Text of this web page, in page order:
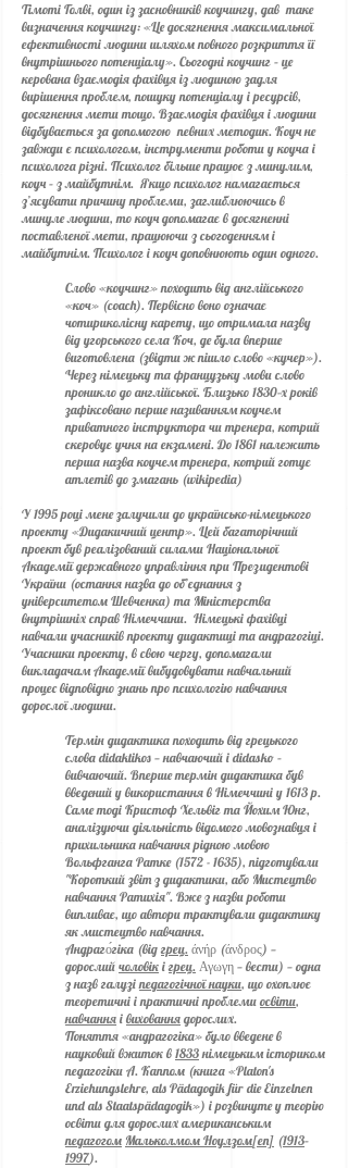
Тімоті Голві, один із засновників коучингу, дав таке
визначення коучингу: «Це досягнення максимальної
ефективності людини шляхом повного розкриття її
внутрішнього потенціалу». Сьогодні коучинг – це
керована взаємодія фахівця із людиною задля
вирішення проблем, пошуку потенціалу і ресурсів,
досягнення мети тощо. Взаємодія фахівця і людини
відбувається за допомогою певних методик. Коуч не
завжди є психологом, інструменти роботи у коуча і
психолога різні. Психолог більше працює з минулим,
коуч – з майбутнім. Якщо психолог намагається
з’ясувати причину проблеми, заглиблюючись в
минуле людини, то коуч допомагає в досягненні
поставленої мети, працюючи з сьогоденням і
майбутнім. Психолог і коуч доповнюють один одного.
Слово «коучинг» походить від англійського
«коч» (coach). Первісно воно означає
чотириколісну карету, що отримала назву
від угорського села Коч, де була вперше
виготовлена (звідти ж пішло слово «кучер»).
Через німецьку та французьку мови слово
проникло до англійської. Близько 1830-х років
зафіксовано перше називанням коучем
приватного інструктора чи тренера, котрий
скеровує учня на екзамені. До 1861 належить
перша назва коучем тренера, котрий готує
атлетів до змагань (wikipedia)
У 1995 році мене залучили до українсько-німецького
проекту «Дидакичний центр». Цей багаторічний
проект був реалізований силами Національної
Академії державного управління при Президентові
України (остання назва до об’єднання з
університетом Шевченка) та Міністерства
внутрішніх справ Німеччини. Німецькі фахівці
навчали учасників проекту дидактиці та андрагогіці.
Учасники проекту, в свою чергу, допомагали
викладачам Академії вибудовувати навчальний
процес відповідно знань про психологію навчання
дорослої людини.
Термін дидактика походить від грецького
слова didaktikos — на­вчаючий і didasko –
вивчаючий. Вперше термін дидактика був
введе­ний у використання в Німеччині у 1613 р.
Саме тоді Кристоф Хельвіг та Йохим Юнг,
аналізуючи діяльність відомого мовознавця і
прихиль­ника навчання рідною мовою
Вольфганга Ратке (1572 - 1635), підго­тували
"Короткий звіт з дидактики, або Мистецтво
навчання Ратихія". Вже з назви роботи
випливає, що автори трактували дидактику
як мистецтво навчання.
Андраго́гіка (відгрец. άνήρ (άνδρος) —
дорослий чоловік ігрец. Αγωγη — вести) — одна
з назв галузіпедагогічної науки, що охоплює
теоретичні і практичні проблеми освіти,
навчання і виховання дорослих.
Поняття «андрагогіка» було введене в
науковий вжиток в 1833німецьким істориком
педагогіки А. Каппом (книга «Platon's
Erziehungslehre, als Pädagogik für die Einzelnen
und als Staatspädagogik») і розвинуте у теорію
освіти для дорослих американським
педагогом Мальколмом Ноулзом[en] (1913–
1997).